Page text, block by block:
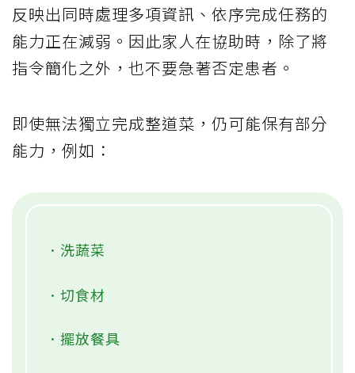
反映出同時處理多項資訊、依序完成任務的
能力正在減弱。因此家人在協助時，除了將
指令簡化之外，也不要急著否定患者。
即使無法獨立完成整道菜，仍可能保有部分
能力，例如：
．洗蔬菜
．切食材
．擺放餐具